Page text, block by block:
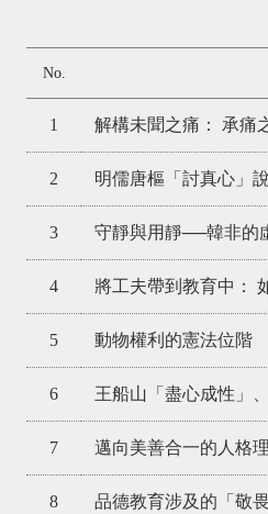
No.
1 解構未聞之痛： 承痛
2 明儒唐樞「討真心」
3 守靜與用靜──韓非的
4 將工夫帶到教育中：
5 動物權利的憲法位階
6 王船山「盡心成性」
7 邁向美善合一的人格
8 品德教育涉及的「敬